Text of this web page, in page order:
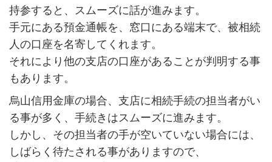
持参すると、スムーズに話が進みます。
手元にある預金通帳を、窓口にある端末で、被相続
人の口座を名寄してくれます。
それにより他の支店の口座があることが判明する事
もあります。
烏山信用金庫の場合、支店に相続手続の担当者がい
る事が多く、手続きはスムーズに進みます。
しかし、その担当者の手が空いていない場合には、
しばらく待たされる事がありますので、